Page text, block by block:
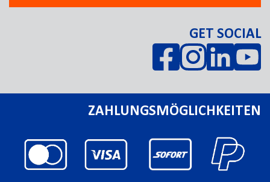
GET SOCIAL
ZAHLUNGSMÖGLICHKEITEN